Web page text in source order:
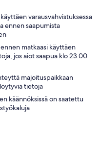
varausvahvistuksessa
ennen saapumista
matkaasi käyttäen
jos aiot saapua klo 23.00
majoituspaikkaan
tietoja
käännöksissä on saatettu